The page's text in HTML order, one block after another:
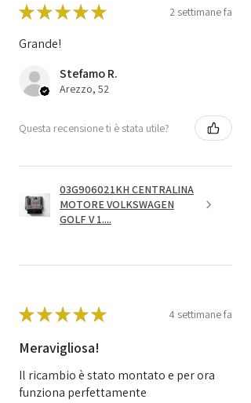
★★★★★ 2 settimane fa
Grande!
Stefamo R.
Arezzo, 52
Questa recensione ti è stata utile?
03G906021KH CENTRALINA
MOTORE VOLKSWAGEN
GOLF V 1....
★★★★★ 4 settimane fa
Meravigliosa!
Il ricambio è stato montato e per ora
funziona perfettamente